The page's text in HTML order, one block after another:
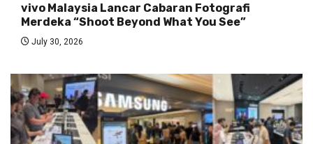
vivo Malaysia Lancar Cabaran Fotografi
Merdeka “Shoot Beyond What You See”
July 30, 2026